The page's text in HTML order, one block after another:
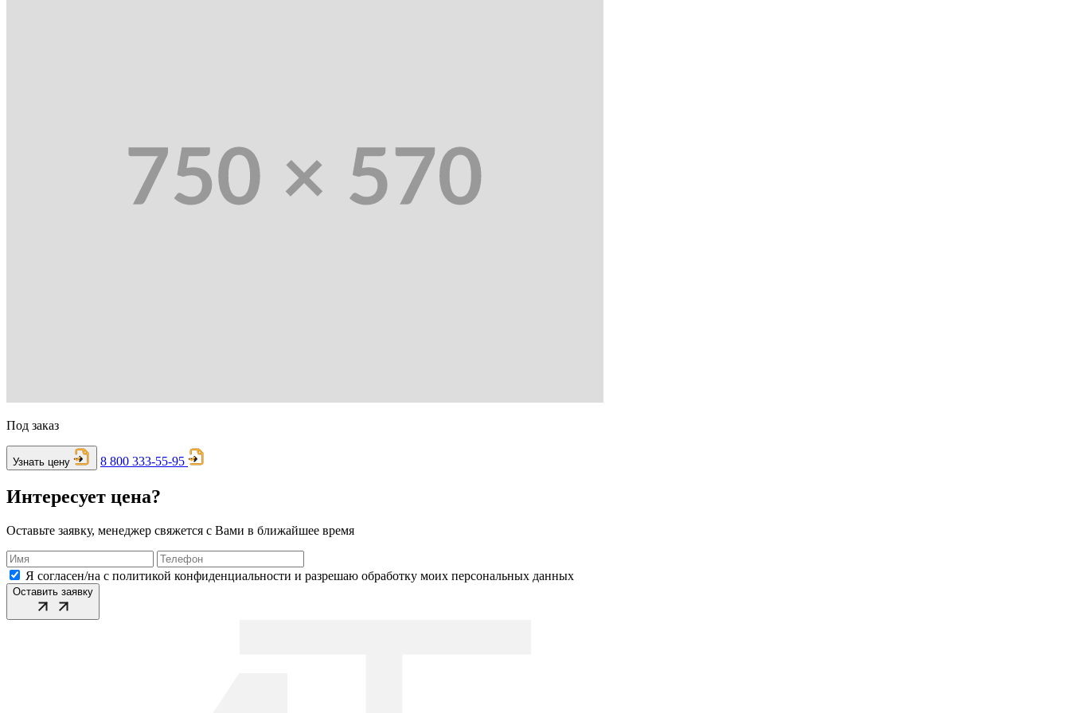
Под заказ
Узнать цену 8 800 333-55-95
Интересует цена?
Оставьте заявку, менеджер свяжется с Вами в ближайшее время
Я согласен/на с политикой конфиденциальности и разрешаю обработку моих персональных данных
Оставить заявку